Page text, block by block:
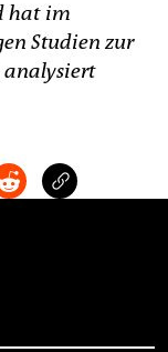
hat im
Studien zur